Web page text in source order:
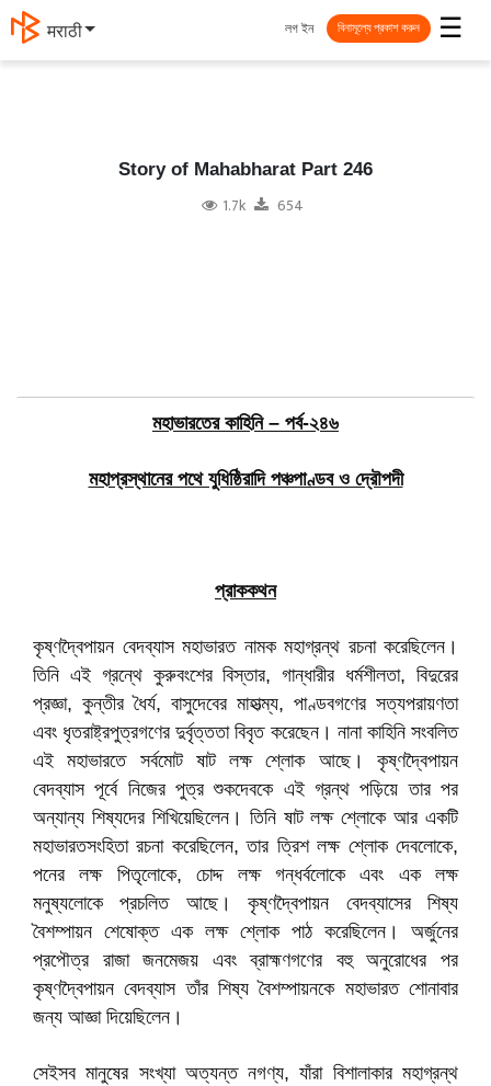
मराठी ☰
লগ ইন বিনামূল্যে প্রকাশ করুন
Story of Mahabharat Part 246
1.7k 654
মহাভারতের কাহিনি – পর্ব-২৪৬
মহাপ্রস্থানের পথে যুধিষ্ঠিরাদি পঞ্চপাণ্ডব ও দ্রৌপদী
প্রাককথন
কৃষ্ণদ্বৈপায়ন বেদব্যাস মহাভারত নামক মহাগ্রন্থ রচনা করেছিলেন।
তিনি এই গ্রন্থে কুরুবংশের বিস্তার, গান্ধারীর ধর্মশীলতা, বিদুরের
প্রজ্ঞা, কুন্তীর ধৈর্য, বাসুদেবের মাহাত্ম্য, পাণ্ডবগণের সত্যপরায়ণতা
এবং ধৃতরাষ্ট্রপুত্রগণের দুর্বৃত্ততা বিবৃত করেছেন। নানা কাহিনি সংবলিত
এই মহাভারতে সর্বমোট ষাট লক্ষ শ্লোক আছে। কৃষ্ণদ্বৈপায়ন
বেদব্যাস পূর্বে নিজের পুত্র শুকদেবকে এই গ্রন্থ পড়িয়ে তার পর
অন্যান্য শিষ্যদের শিখিয়েছিলেন। তিনি ষাট লক্ষ শ্লোকে আর একটি
মহাভারতসংহিতা রচনা করেছিলেন, তার ত্রিশ লক্ষ শ্লোক দেবলোকে,
পনের লক্ষ পিতৃলোকে, চোদ্দ লক্ষ গন্ধর্বলোকে এবং এক লক্ষ
মনুষ্যলোকে প্রচলিত আছে। কৃষ্ণদ্বৈপায়ন বেদব্যাসের শিষ্য
বৈশম্পায়ন শেষোক্ত এক লক্ষ শ্লোক পাঠ করেছিলেন। অর্জুনের
প্রপৌত্র রাজা জনমেজয় এবং ব্রাহ্মণগণের বহু অনুরোধের পর
কৃষ্ণদ্বৈপায়ন বেদব্যাস তাঁর শিষ্য বৈশম্পায়নকে মহাভারত শোনাবার
জন্য আজ্ঞা দিয়েছিলেন।
সেইসব মানুষের সংখ্যা অত্যন্ত নগণ্য, যাঁরা বিশালাকার মহাগ্রন্থ